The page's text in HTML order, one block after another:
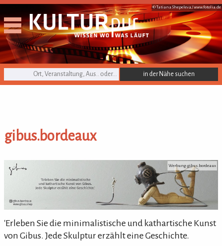
© Tatiana Shepeleva /www.fotolia.de
KULTURpur Suche
gibus.bordeaux
gibus.bordeaux Werbung: gibus.bordeaux
'Erleben Sie die minimalistische und kathartische Kunst
von Gibus. Jede Skulptur erzählt eine Geschichte.